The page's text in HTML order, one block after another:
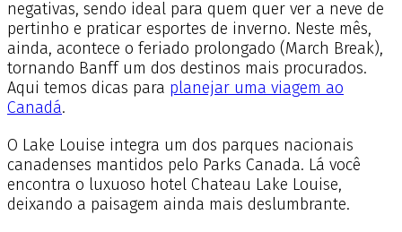
negativas, sendo ideal para quem quer ver a neve de
pertinho e praticar esportes de inverno. Neste mês,
ainda, acontece o feriado prolongado (March Break),
tornando Banff um dos destinos mais procurados.
Aqui temos dicas para planejar uma viagem ao
Canadá.
O Lake Louise integra um dos parques nacionais
canadenses mantidos pelo Parks Canada. Lá você
encontra o luxuoso hotel Chateau Lake Louise,
deixando a paisagem ainda mais deslumbrante.